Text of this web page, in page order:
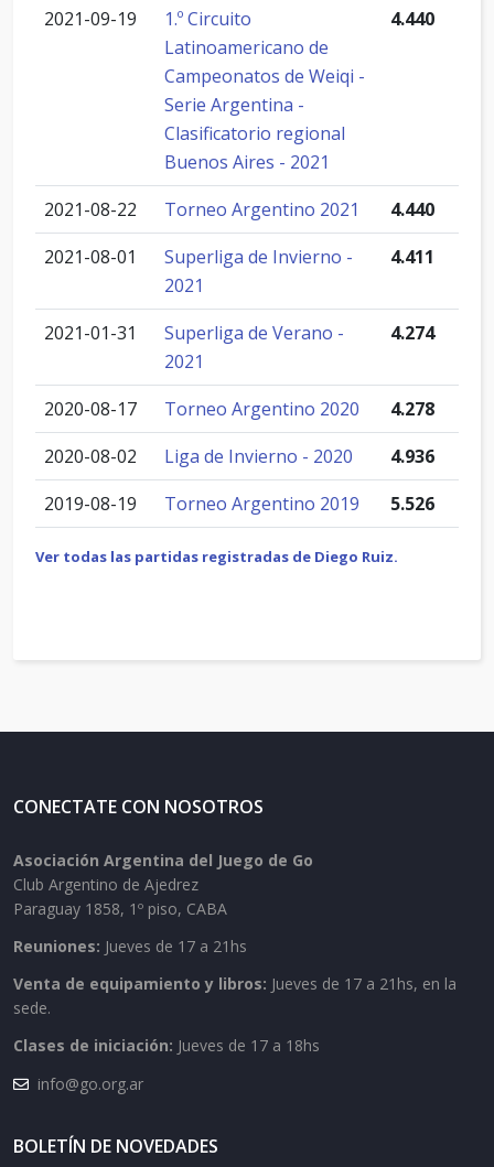
2021-09-19
1.º Circuito
Latinoamericano de
Campeonatos de Weiqi -
Serie Argentina -
Clasificatorio regional
Buenos Aires - 2021
4.440
2021-08-22 Torneo Argentino 2021
4.440
2021-08-01
Superliga de Invierno -
2021
4.411
2021-01-31
Superliga de Verano -
2021
4.274
2020-08-17 Torneo Argentino 2020
4.278
2020-08-02
Liga de Invierno - 2020
4.936
2019-08-19
Torneo Argentino 2019 5.526
Ver todas las partidas registradas de Diego Ruiz.
CONECTATE CON NOSOTROS
Asociación Argentina del Juego de Go
Club Argentino de Ajedrez
Paraguay 1858, 1º piso, CABA
Reuniones: Jueves de 17 a 21hs
Venta de equipamiento y libros: Jueves de 17 a 21hs, en la
sede.
Clases de iniciación: Jueves de 17 a 18hs
info@go.org.ar
BOLETÍN DE NOVEDADES